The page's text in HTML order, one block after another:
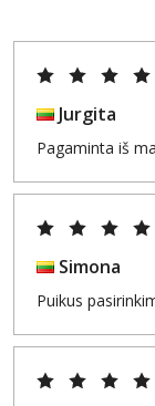
Jurgita
Pagaminta iš
Simona
Puikus